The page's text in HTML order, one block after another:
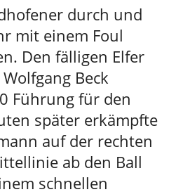
durch und
mit einem Foul
Den fälligen Elfer
Beck
Führung für den
später erkämpfte
auf der rechten
ab den Ball
schnellen